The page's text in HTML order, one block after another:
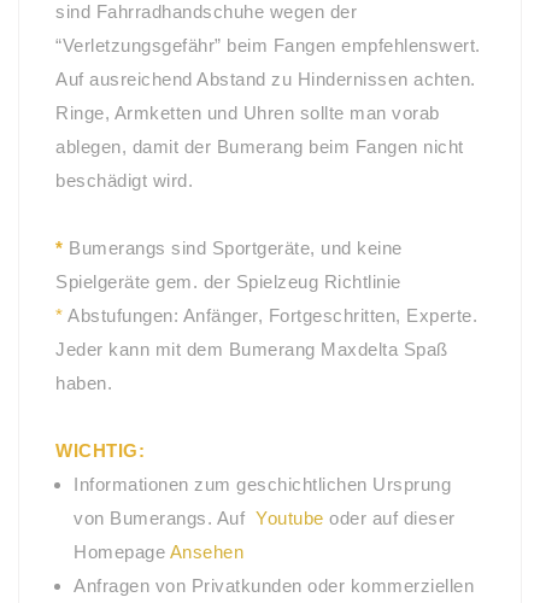
sind Fahrradhandschuhe wegen der
“Verletzungsgefähr” beim Fangen empfehlenswert.
Auf ausreichend Abstand zu Hindernissen achten.
Ringe, Armketten und Uhren sollte man vorab
ablegen, damit der Bumerang beim Fangen nicht
beschädigt wird.
* Bumerangs sind Sportgeräte, und keine
Spielgeräte gem. der Spielzeug Richtlinie
* Abstufungen: Anfänger, Fortgeschritten, Experte.
Jeder kann mit dem Bumerang Maxdelta Spaß
haben.
WICHTIG:
Informationen zum geschichtlichen Ursprung
von Bumerangs. Auf Youtube oder auf dieser
Homepage Ansehen
Anfragen von Privatkunden oder kommerziellen